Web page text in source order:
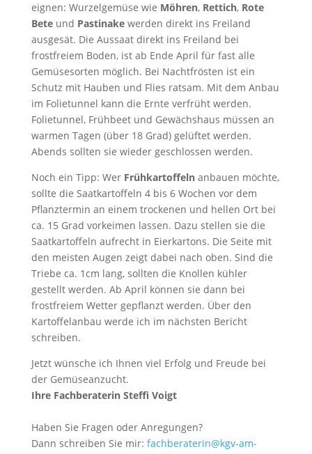
a
r
t
n
eignen: Wurzelgemüse wie Möhren, Rettich, Rote
Bete und Pastinakewerden direkt ins Freiland
ausgesät. Die Aussaat direkt ins Freiland bei
frostfreiem Boden, ist ab Ende April für fast alle
Gemüsesorten möglich. Bei Nachtfrösten ist ein
Schutz mit Hauben und Flies ratsam. Mit dem Anbau
im Folietunnel kann die Ernte verfrüht werden.
Folietunnel, Frühbeet und Gewächshaus müssen an
warmen Tagen (über 18 Grad) gelüftet werden.
Abends sollten sie wieder geschlossen werden.
Noch ein Tipp: Wer Frühkartoffelnanbauen möchte,
sollte die Saatkartoffeln 4 bis 6 Wochen vor dem
Pflanztermin an einem trockenen und hellen Ort bei
ca. 15 Grad vorkeimen lassen. Dazu stellen sie die
Saatkartoffeln aufrecht in Eierkartons. Die Seite mit
den meisten Augen zeigt dabei nach oben. Sind die
Triebe ca. 1cm lang, sollten die Knollen kühler
gestellt werden. Ab April können sie dann bei
frostfreiem Wetter gepflanzt werden. Über den
Kartoffelanbau werde ich im nächsten Bericht
schreiben.
Jetzt wünsche ich Ihnen viel Erfolg und Freude bei
der Gemüseanzucht.
Ihre Fachberaterin Steffi Voigt
Haben Sie Fragen oder Anregungen?
Dann schreiben Sie mir: fachberaterin@kgv-am-